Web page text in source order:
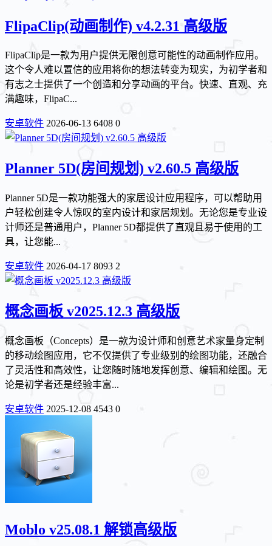
FlipaClip(动画制作) v4.2.31 高级版
FlipaClip是一款为用户提供无限创意可能性的动画制作应用。
这个令人难以置信的应用将你的想法转变为现实，为初学者和
有志之士提供了一个创造和分享动画的平台。快速、直观、充
满趣味，FlipaC...
安卓软件 2026-06-13 6408 0
Planner 5D(房间规划) v2.60.5 高级版
Planner 5D是一款功能强大的家居设计应用程序，可以帮助用
户轻松创建令人惊叹的室内设计和家居规划。无论您是专业设
计师还是普通用户，Planner 5D都提供了直观且易于使用的工
具，让您能...
安卓软件 2026-04-17 8093 2
概念画板 v2025.12.3 高级版
概念画板（Concepts）是一款为设计师和创意艺术家量身定制
的移动绘图应用，它不仅提供了专业级别的绘图功能，还融合
了灵活性和高效性，让您随时随地发挥创意、编辑和绘图。无
论是初学者还是经验丰富...
安卓软件 2025-12-08 4543 0
Moblo v25.08.1 解锁高级版